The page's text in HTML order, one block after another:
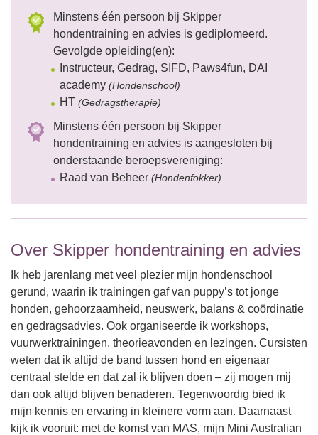
Minstens één persoon bij Skipper
hondentraining en advies is gediplomeerd.
Gevolgde opleiding(en):
Instructeur, Gedrag, SIFD, Paws4fun, DAI
academy (Hondenschool)
HT (Gedragstherapie)
Minstens één persoon bij Skipper
hondentraining en advies is aangesloten bij
onderstaande beroepsvereniging:
Raad van Beheer (Hondenfokker)
Over Skipper hondentraining en advies
Ik heb jarenlang met veel plezier mijn hondenschool
gerund, waarin ik trainingen gaf van puppy’s tot jonge
honden, gehoorzaamheid, neuswerk, balans & coördinatie
en gedragsadvies. Ook organiseerde ik workshops,
vuurwerktrainingen, theorieavonden en lezingen. Cursisten
weten dat ik altijd de band tussen hond en eigenaar
centraal stelde en dat zal ik blijven doen – zij mogen mij
dan ook altijd blijven benaderen. Tegenwoordig bied ik
mijn kennis en ervaring in kleinere vorm aan. Daarnaast
kijk ik vooruit: met de komst van MAS, mijn Mini Australian